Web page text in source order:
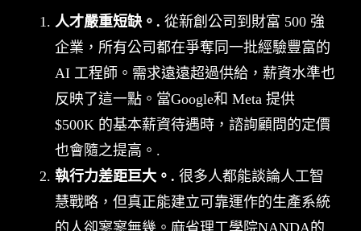
人才嚴重短缺。. 從新創公司到財富 500 強
企業，所有公司都在爭奪同一批經驗豐富的
AI 工程師。需求遠遠超過供給，薪資水準也
反映了這一點。當Google和 Meta 提供
$500K 的基本薪資待遇時，諮詢顧問的定價
也會隨之提高。.
執行力差距巨大。. 很多人都能談論人工智
慧戰略，但真正能建立可靠運作的生產系統
的人卻寥寥無幾。麻省理工學院NANDA的